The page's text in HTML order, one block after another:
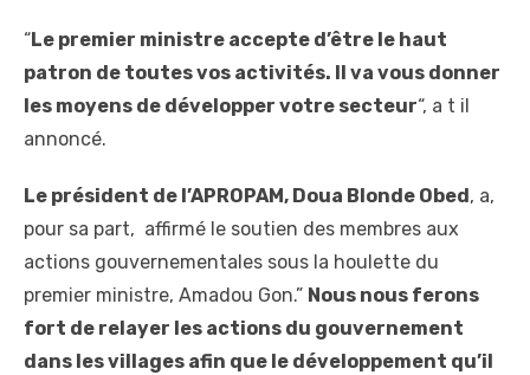
“Le premier ministre accepte d’être le haut
patron de toutes vos activités. Il va vous donner
les moyens de développer votre secteur“, a t il
annoncé.
Le président de l’APROPAM, Doua Blonde Obed , a,
pour sa part, affirmé le soutien des membres aux
actions gouvernementales sous la houlette du
premier ministre, Amadou Gon.” Nous nous ferons
fort de relayer les actions du gouvernement
dans les villages afin que le développement qu’il